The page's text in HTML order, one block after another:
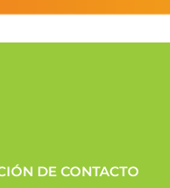
DE CONTACTO